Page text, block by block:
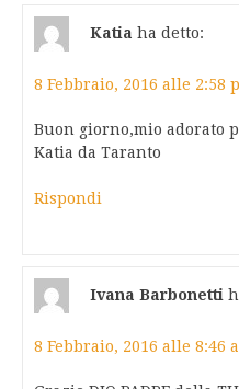
Katia ha detto:
8 Febbraio, 2016 alle 2:58
Buon giorno,mio adorato
Katia da Taranto
Rispondi
Ivana Barbonetti
8 Febbraio, 2016 alle 8:46